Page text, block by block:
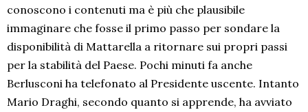
conoscono i contenuti ma è più che plausibile
immaginare che fosse il primo passo per sondare la
disponibilità di Mattarella a ritornare sui propri passi
per la stabilità del Paese. Pochi minuti fa anche
Berlusconi ha telefonato al Presidente uscente. Intanto
Mario Draghi, secondo quanto si apprende, ha avviato